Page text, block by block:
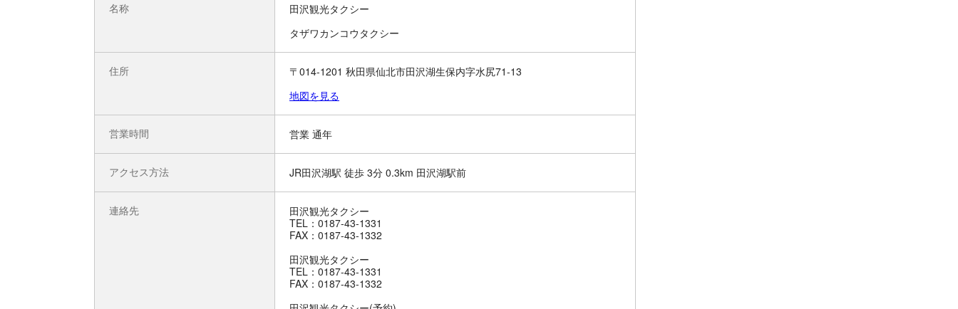
名称
田沢観光タクシー
タザワカンコウタクシー
住所
〒014-1201 秋田県仙北市田沢湖生保内字水尻71-13
地図を見る
営業時間 営業 通年
アクセス方法 JR田沢湖駅 徒歩 3分 0.3km 田沢湖駅前
連絡先
田沢観光タクシー
TEL：0187-43-1331
FAX：0187-43-1332
田沢観光タクシー
TEL：0187-43-1331
FAX：0187-43-1332